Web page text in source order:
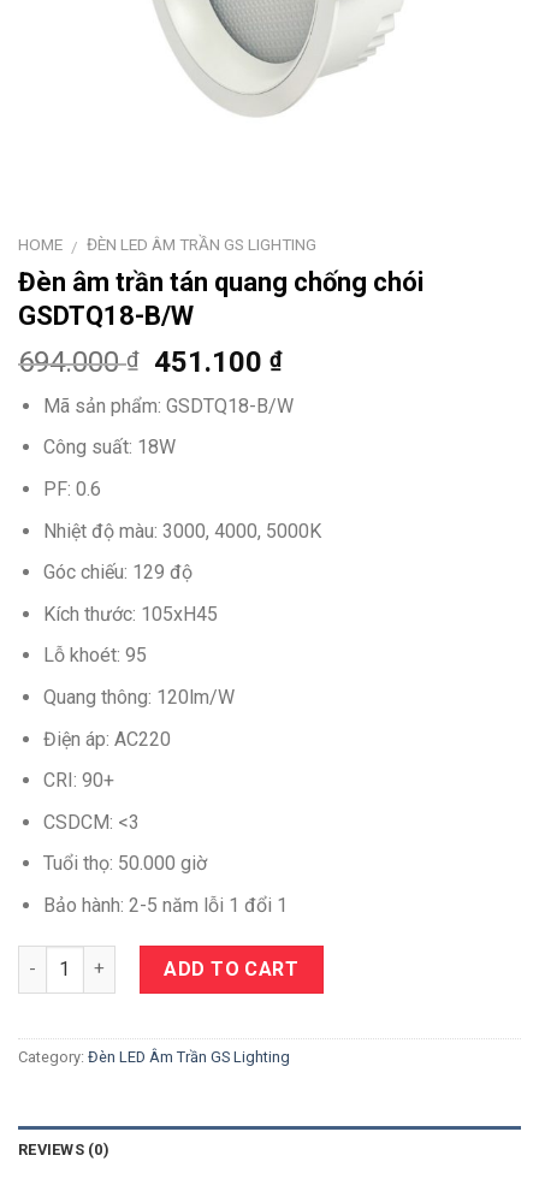
HOME / ĐÈN LED ÂM TRẦN GS LIGHTING
Đèn âm trần tán quang chống chói
GSDTQ18-B/W
694.000₫ 451.100₫
Mã sản phẩm: GSDTQ18-B/W
Công suất: 18W
PF: 0.6
Nhiệt độ màu: 3000, 4000, 5000K
Góc chiếu: 129 độ
Kích thước: 105xH45
Lỗ khoét: 95
Quang thông: 120lm/W
Điện áp: AC220
CRI: 90+
CSDCM: <3
Tuổi thọ: 50.000 giờ
Bảo hành: 2-5 năm lỗi 1 đổi 1
Quantity ADD TO CART
Category: Đèn LED Âm Trần GS Lighting
REVIEWS (0)